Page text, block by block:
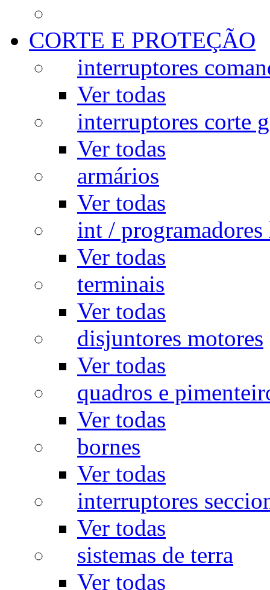
CORTE E PROTEÇÃO
interruptores
Ver todas
interruptores corte
Ver todas
armários
Ver todas
int / programadores
Ver todas
terminais
Ver todas
disjuntores motores
Ver todas
quadros e
Ver todas
bornes
Ver todas
interruptores
Ver todas
sistemas de terra
Ver todas